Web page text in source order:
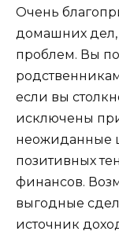
Очень
домашних
проблем. Вы
если вы
исключены
неожиданные
позитивных
финансов.
выгодные
источник